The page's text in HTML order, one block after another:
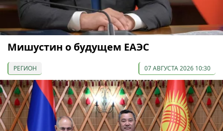
Мишустин о будущем ЕАЭС
РЕГИОН 07 АВГУСТА 2026 10:30